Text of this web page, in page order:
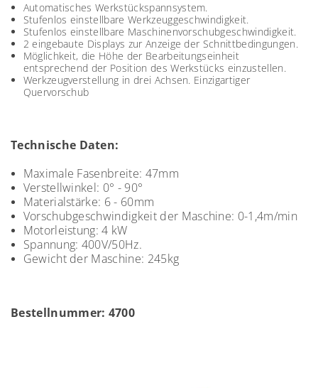
Automatisches Werkstückspannsystem.
Stufenlos einstellbare Werkzeuggeschwindigkeit.
Stufenlos einstellbare Maschinenvorschubgeschwindigkeit.
2 eingebaute Displays zur Anzeige der Schnittbedingungen.
Möglichkeit, die Höhe der Bearbeitungseinheit
entsprechend der Position des Werkstücks einzustellen.
Werkzeugverstellung in drei Achsen. Einzigartiger
Quervorschub
Technische Daten:
Maximale Fasenbreite: 47mm
Verstellwinkel: 0° - 90°
Materialstärke: 6 - 60mm
Vorschubgeschwindigkeit der Maschine: 0-1,4m/min
Motorleistung: 4 kW
Spannung: 400V/50Hz.
Gewicht der Maschine: 245kg
Bestellnummer: 4700